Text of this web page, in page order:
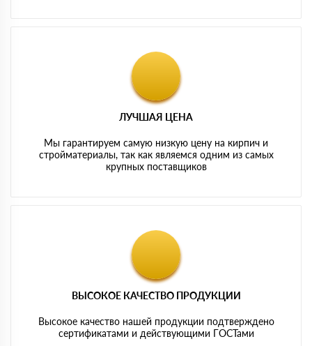
ЛУЧШАЯ ЦЕНА
Мы гарантируем самую низкую цену на кирпич и
стройматериалы, так как являемся одним из самых
крупных поставщиков
ВЫСОКОЕ КАЧЕСТВО ПРОДУКЦИИ
Высокое качество нашей продукции подтверждено
сертификатами и действующими ГОСТами